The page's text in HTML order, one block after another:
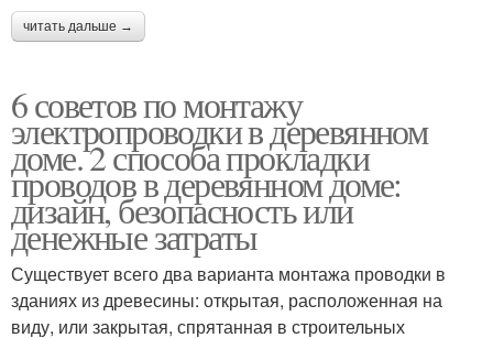
читать дальше →
6 советов по монтажу
электропроводки в деревянном
доме. 2 способа прокладки
проводов в деревянном доме:
дизайн, безопасность или
денежные затраты
Существует всего два варианта монтажа проводки в
зданиях из древесины: открытая, расположенная на
виду, или закрытая, спрятанная в строительных